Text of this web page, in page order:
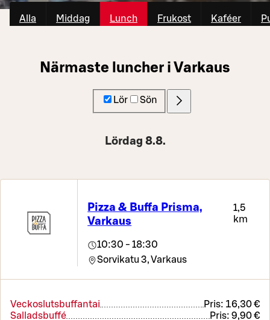
Alla Middag Lunch Frukost Kaféer
Närmaste luncher i Varkaus
Lör Sön
Lördag 8.8.
Pizza & Buffa Prisma,
Varkaus
1,5
km
10:30 - 18:30
Sorvikatu 3,Varkaus
Veckoslutsbuffantai Pris: 16,30 €
Salladsbuffé
Pris: 9,90 €